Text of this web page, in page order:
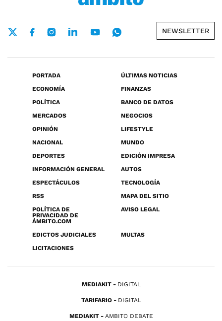
NEWSLETTER
PORTADA
ÚLTIMAS NOTICIAS
ECONOMÍA
FINANZAS
POLÍTICA
BANCO DE DATOS
MERCADOS
NEGOCIOS
OPINIÓN
LIFESTYLE
NACIONAL
MUNDO
DEPORTES
EDICIÓN IMPRESA
INFORMACIÓN GENERAL
AUTOS
ESPECTÁCULOS
TECNOLOGÍA
RSS
MAPA DEL SITIO
POLÍTICA DE
PRIVACIDAD DE
ÁMBITO.COM
AVISO LEGAL
EDICTOS JUDICIALES
MULTAS
LICITACIONES
MEDIAKIT DIGITAL
TARIFARIO DIGITAL
MEDIAKIT AMBITO DEBATE